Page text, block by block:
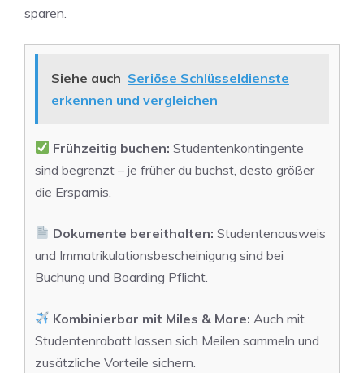
sparen.
Siehe auch Seriöse Schlüsseldienste
erkennen und vergleichen
Frühzeitig buchen: Studentenkontingente
sind begrenzt – je früher du buchst, desto größer
die Ersparnis.
Dokumente bereithalten: Studentenausweis
und Immatrikulationsbescheinigung sind bei
Buchung und Boarding Pflicht.
Kombinierbar mit Miles & More: Auch mit
Studentenrabatt lassen sich Meilen sammeln und
zusätzliche Vorteile sichern.